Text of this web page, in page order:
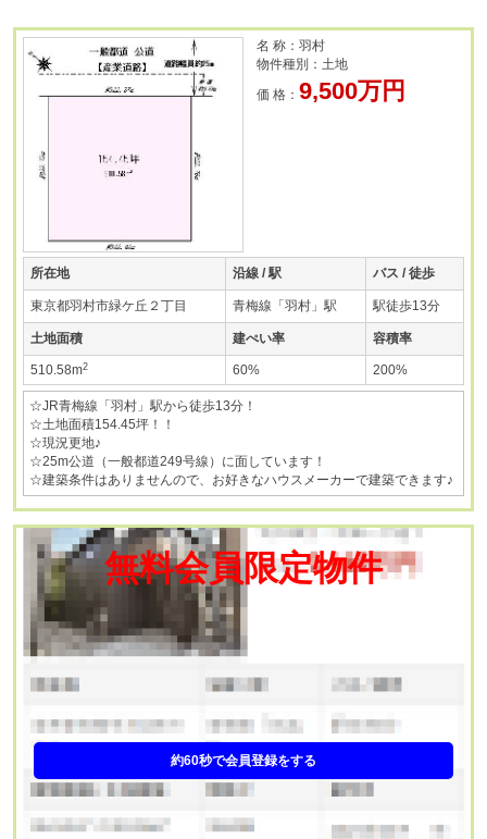
名 称：羽村
物件種別：土地
価 格： 9,500万円
所在地 沿線 / 駅 バス / 徒歩
東京都羽村市緑ケ丘２丁目 青梅線「羽村」駅 駅徒歩13分
土地面積 建ぺい率 容積率
510.58m2 60% 200%
☆JR青梅線「羽村」駅から徒歩13分！
☆土地面積154.45坪！！
☆現況更地♪
☆25m公道（一般都道249号線）に面しています！
☆建築条件はありませんので、お好きなハウスメーカーで建築できます♪
無料会員限定物件
約60秒で会員登録をする